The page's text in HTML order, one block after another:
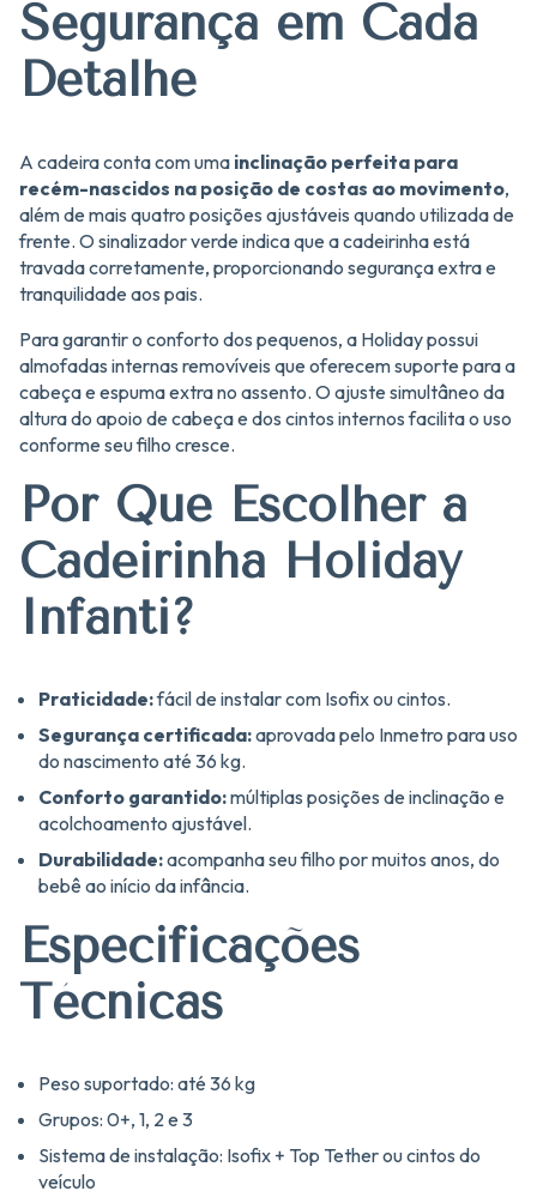
Segurança em Cada
Detalhe
A cadeira conta com uma inclinação perfeita para
recém-nascidos na posição de costas ao movimento,
além de mais quatro posições ajustáveis quando utilizada de
frente. O sinalizador verde indica que a cadeirinha está
travada corretamente, proporcionando segurança extra e
tranquilidade aos pais.
Para garantir o conforto dos pequenos, a Holiday possui
almofadas internas removíveis que oferecem suporte para a
cabeça e espuma extra no assento. O ajuste simultâneo da
altura do apoio de cabeça e dos cintos internos facilita o uso
conforme seu filho cresce.
Por Que Escolher a
Cadeirinha Holiday
Infanti?
Praticidade:fácil de instalar com Isofix ou cintos.
Segurança certificada:aprovada pelo Inmetro para uso
do nascimento até 36 kg.
Conforto garantido:múltiplas posições de inclinação e
acolchoamento ajustável.
Durabilidade:acompanha seu filho por muitos anos, do
bebê ao início da infância.
Especificações
Técnicas
Peso suportado: até 36 kg
Grupos: 0+, 1, 2 e 3
Sistema de instalação: Isofix + Top Tether ou cintos do
veículo